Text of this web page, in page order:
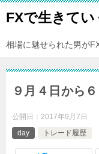
FXで生きてい
相場に魅せられた男が
９月４日から
公開日： 2017年9月7日
day
トレード履歴